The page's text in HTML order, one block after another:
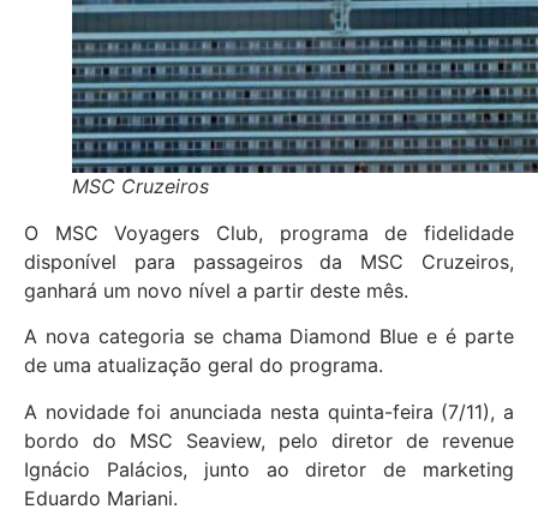
MSC Cruzeiros
O MSC Voyagers Club, programa de fidelidade
disponível para passageiros da MSC Cruzeiros,
ganhará um novo nível a partir deste mês.
A nova categoria se chama Diamond Blue e é parte
de uma atualização geral do programa.
A novidade foi anunciada nesta quinta-feira (7/11), a
bordo do MSC Seaview, pelo diretor de revenue
Ignácio Palácios, junto ao diretor de marketing
Eduardo Mariani.